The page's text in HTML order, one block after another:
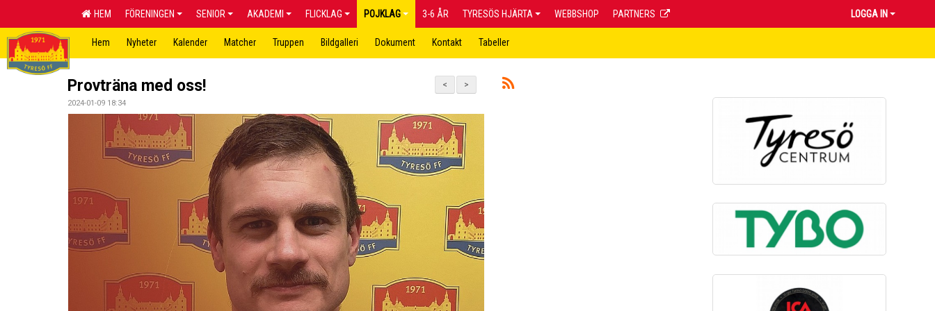
HEM FÖRENINGEN SENIOR AKADEMI FLICKLAG POJKLAG 3-6 ÅR TYRESÖS HJÄRTA WEBBSHOP PARTNERS LOGGA IN
Hem Nyheter Kalender Matcher Truppen Bildgalleri Dokument Kontakt Tabeller
>
<
Provträna med oss!
2024-01-09 18:34